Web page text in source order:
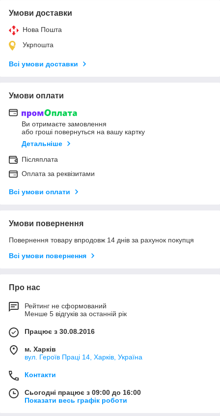
Умови доставки
Нова Пошта
Укрпошта
Всі умови доставки
Умови оплати
Ви отримаєте замовлення
або гроші повернуться на вашу картку
Детальніше
Післяплата
Оплата за реквізитами
Всі умови оплати
Умови повернення
Повернення товару впродовж 14 днів за рахунок покупця
Всі умови повернення
Про нас
Рейтинг не сформований
Менше 5 відгуків за останній рік
Працює з 30.08.2016
м. Харків
вул. Героїв Праці 14, Харків, Україна
Контакти
Сьогодні працює з 09:00 до 16:00
Показати весь графік роботи